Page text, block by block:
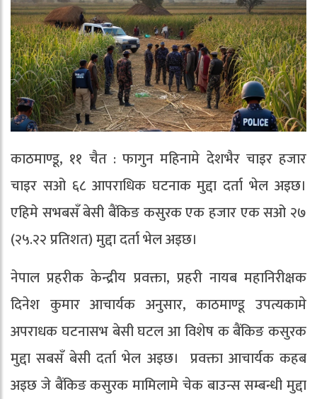
काठमाण्डू, ११ चैत : फागुन महिनामे देशभैर चाइर हजार
चाइर सओ ६८ आपराधिक घटनाक मुद्दा दर्ता भेल अइछ।
एहिमे सभबसँ बेसी बैंकिङ कसुरक एक हजार एक सओ २७
(२५.२२ प्रतिशत) मुद्दा दर्ता भेल अइछ।
नेपाल प्रहरीक केन्द्रीय प्रवक्ता, प्रहरी नायब महानिरीक्षक
दिनेश कुमार आचार्यक अनुसार, काठमाण्डू उपत्यकामे
अपराधक घटनासभ बेसी घटल आ विशेष क बैंकिङ कसुरक
मुद्दा सबसँ बेसी दर्ता भेल अइछ। प्रवक्ता आचार्यक कहब
अइछ जे बैंकिङ कसुरक मामिलामे चेक बाउन्स सम्बन्धी मुद्दा